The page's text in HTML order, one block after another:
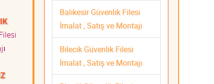
Balıkesir Güvenlik Filesi
İmalat , Satış ve Montajı
Bilecik Güvenlik Filesi
İmalat , Satış ve Montajı